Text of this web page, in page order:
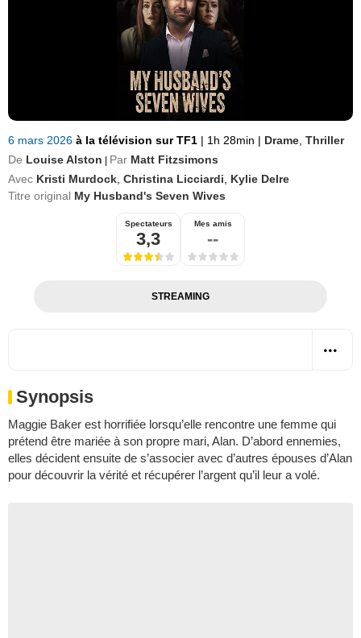
6 mars 2026 à la télévision sur TF1 | 1h 28min | Drame Thriller
De Louise Alston Par Matt Fitzsimons
Avec Kristi Murdock Christina Licciardi
Kylie Delre
Titre original My Husband's Seven Wives
Spectateurs
3,3
Mes amis
--
STREAMING
Synopsis
Maggie Baker est horrifiée lorsqu’elle rencontre une femme qui
prétend être mariée à son propre mari, Alan. D’abord ennemies,
elles décident ensuite de s’associer avec d’autres épouses d’Alan
pour découvrir la vérité et récupérer l’argent qu’il leur a volé.